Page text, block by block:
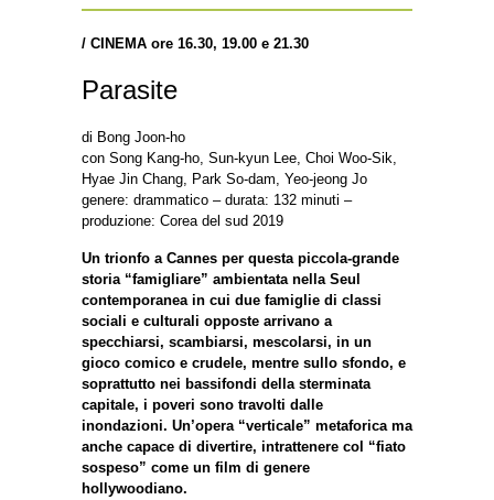
/ CINEMA ore 16.30, 19.00 e 21.30
Parasite
di Bong Joon-ho
con Song Kang-ho, Sun-kyun Lee, Choi Woo-Sik,
Hyae Jin Chang, Park So-dam, Yeo-jeong Jo
genere: drammatico – durata: 132 minuti –
produzione: Corea del sud 2019
Un trionfo a Cannes per questa piccola-grande
storia “famigliare” ambientata nella Seul
contemporanea in cui due famiglie di classi
sociali e culturali opposte arrivano a
specchiarsi, scambiarsi, mescolarsi, in un
gioco comico e crudele, mentre sullo sfondo, e
soprattutto nei bassifondi della sterminata
capitale, i poveri sono travolti dalle
inondazioni. Un’opera “verticale” metaforica ma
anche capace di divertire, intrattenere col “fiato
sospeso” come un film di genere
hollywoodiano.